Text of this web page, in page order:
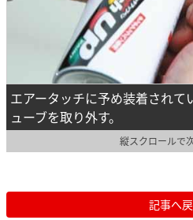
エアータッチに予め装着されて
ューブを取り外す。
縦スクロールで
記事へ